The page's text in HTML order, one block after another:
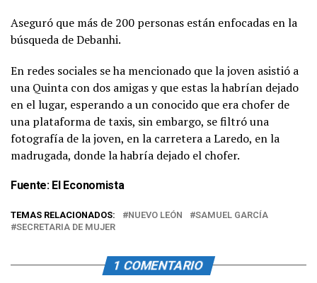
Aseguró que más de 200 personas están enfocadas en la
búsqueda de Debanhi.
En redes sociales se ha mencionado que la joven asistió a
una Quinta con dos amigas y que estas la habrían dejado
en el lugar, esperando a un conocido que era chofer de
una plataforma de taxis, sin embargo, se filtró una
fotografía de la joven, en la carretera a Laredo, en la
madrugada, donde la habría dejado el chofer.
Fuente: El Economista
TEMAS RELACIONADOS: NUEVO LEÓN
SAMUEL GARCÍA
SECRETARIA DE MUJER
1 COMENTARIO